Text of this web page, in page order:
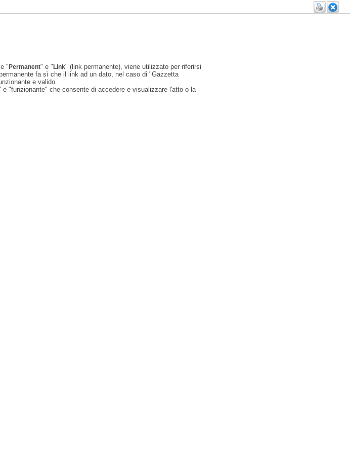
"Permanent" e "Link" (link permanente), viene utilizzato per riferirsi
fa sì che il link ad un dato, nel caso di "Gazzetta
e valido.
"funzionante" che consente di accedere e visualizzare l'atto o la